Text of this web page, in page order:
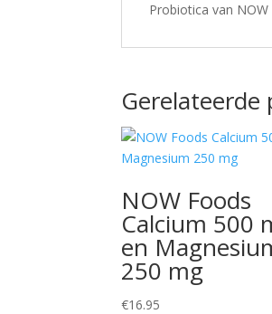
Probiotica van
Gerelateerde
NOW Foods
Calcium 500
en
250 mg
€16.95